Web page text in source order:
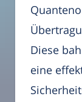
Diese
eine